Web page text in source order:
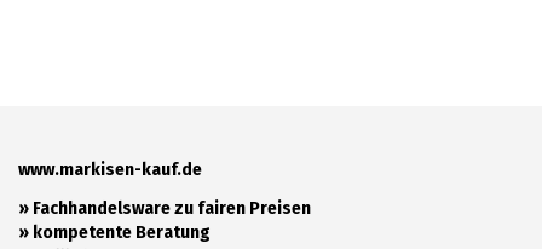
www.markisen-kauf.de
» Fachhandelsware zu fairen Preisen
» kompetente Beratung